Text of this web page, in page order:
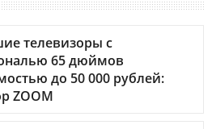
телевизоры с
65 дюймов
до 50 000 рублей:
ZOOM